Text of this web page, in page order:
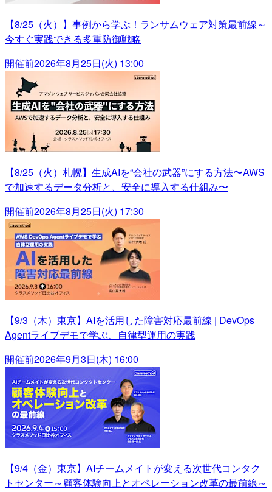
【8/25（火）】事例から学ぶ！ランサムウェア対策最前線～
今すぐ実践できる多重防御戦略
開催前2026年8月25日(火) 13:00
【8/25（火）札幌】生成AIを“会社の武器”にする方法〜AWS
で加速するデータ分析と、安全に導入する仕組み〜
開催前2026年8月25日(火) 17:30
【9/3（木）東京】AIを活用した障害対応最前線 | DevOps
Agentライブデモで学ぶ、自律型運用の実践
開催前2026年9月3日(木) 16:00
【9/4（金）東京】AIチームメイトが変える次世代コンタク
トセンター～顧客体験向上とオペレーション改革の最前線～